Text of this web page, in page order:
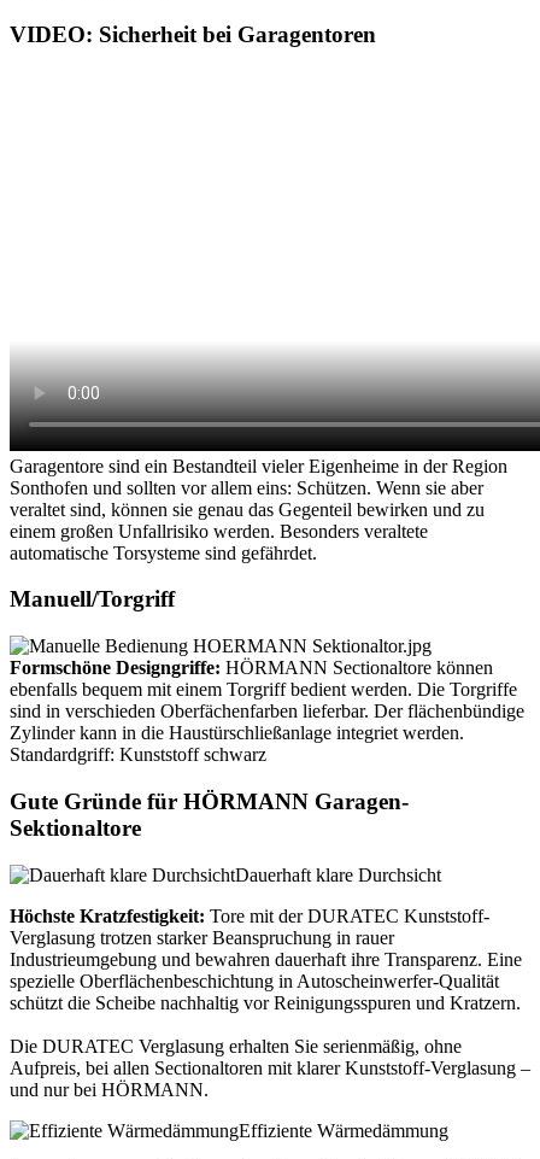
VIDEO: Sicherheit bei Garagentoren
Garagentore sind ein Bestandteil vieler Eigenheime in der Region
Sonthofen und sollten vor allem eins: Schützen. Wenn sie aber
veraltet sind, können sie genau das Gegenteil bewirken und zu
einem großen Unfallrisiko werden. Besonders veraltete
automatische Torsysteme sind gefährdet.
Manuell/Torgriff
Formschöne Designgriffe: HÖRMANN Sectionaltore können
ebenfalls bequem mit einem Torgriff bedient werden. Die Torgriffe
sind in verschieden Oberfächenfarben lieferbar. Der flächenbündige
Zylinder kann in die Haustürschließanlage integriet werden.
Standardgriff: Kunststoff schwarz
Gute Gründe für HÖRMANN Garagen-
Sektionaltore
Dauerhaft klare Durchsicht
Höchste Kratzfestigkeit: Tore mit der DURATEC Kunststoff-
Verglasung trotzen starker Beanspruchung in rauer
Industrieumgebung und bewahren dauerhaft ihre Transparenz. Eine
spezielle Oberflächenbeschichtung in Autoscheinwerfer-Qualität
schützt die Scheibe nachhaltig vor Reinigungsspuren und Kratzern.
Die DURATEC Verglasung erhalten Sie serienmäßig, ohne
Aufpreis, bei allen Sectionaltoren mit klarer Kunststoff-Verglasung –
und nur bei HÖRMANN.
Effiziente Wärmedämmung